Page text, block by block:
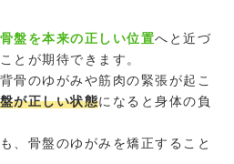
骨盤を本来の正しい位置へと近づ
とが期待できます。
骨のゆがみや筋肉の緊張が起こ
が正しい状態になると身体の負
も、骨盤のゆがみを矯正すること